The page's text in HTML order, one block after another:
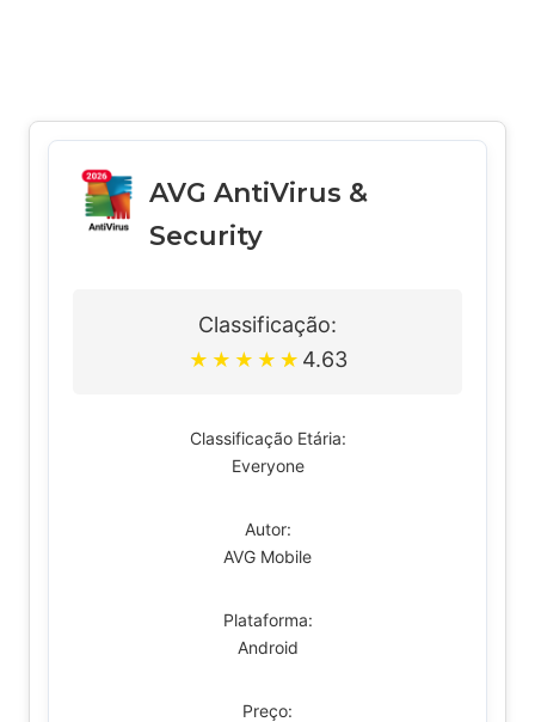
AVG AntiVirus &
Security
Classificação:
★ ★ ★ ★ ★ 4.63
Classificação Etária:
Everyone
Autor:
AVG Mobile
Plataforma:
Android
Preço: